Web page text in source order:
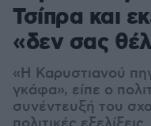
Τσίπρα και
«δεν σας
«Η Καρυστιανού
γκάφα», είπε ο
συνέντευξή του